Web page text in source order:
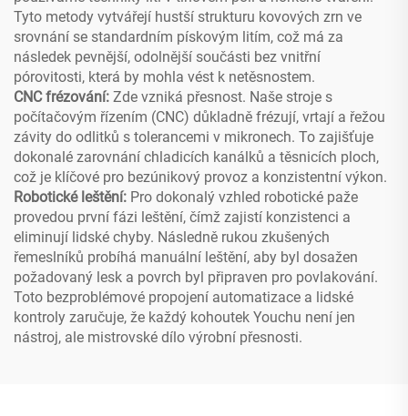
Tyto metody vytvářejí hustší strukturu kovových zrn ve
srovnání se standardním pískovým litím, což má za
následek pevnější, odolnější součásti bez vnitřní
pórovitosti, která by mohla vést k netěsnostem.
CNC frézování: Zde vzniká přesnost. Naše stroje s
počítačovým řízením (CNC) důkladně frézují, vrtají a řežou
závity do odlitků s tolerancemi v mikronech. To zajišťuje
dokonalé zarovnání chladicích kanálků a těsnicích ploch,
což je klíčové pro bezúnikový provoz a konzistentní výkon.
Robotické leštění: Pro dokonalý vzhled robotické paže
provedou první fázi leštění, čímž zajistí konzistenci a
eliminují lidské chyby. Následně rukou zkušených
řemeslníků probíhá manuální leštění, aby byl dosažen
požadovaný lesk a povrch byl připraven pro povlakování.
Toto bezproblémové propojení automatizace a lidské
kontroly zaručuje, že každý kohoutek Youchu není jen
nástroj, ale mistrovské dílo výrobní přesnosti.